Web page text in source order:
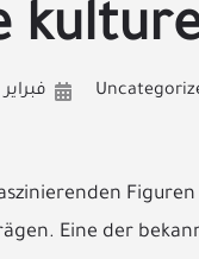
فبراير 13
Eine der